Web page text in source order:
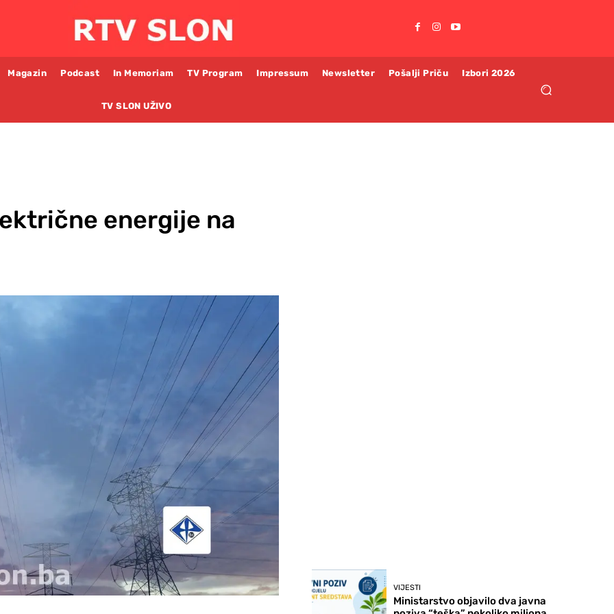
Magazin Podcast In Memoriam TV Program Impressum Newsletter Pošalji Priču Izbori 2026
TV SLON UŽIVO
energije na
VIJESTI
Ministarstvo objavilo dva javna